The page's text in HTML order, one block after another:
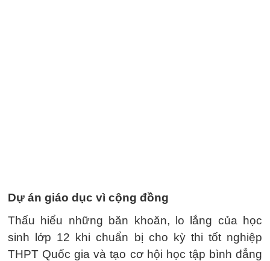
Dự án giáo dục vì cộng đồng
Thấu hiểu những băn khoăn, lo lắng của học
sinh lớp 12 khi chuẩn bị cho kỳ thi tốt nghiệp
THPT Quốc gia và tạo cơ hội học tập bình đẳng